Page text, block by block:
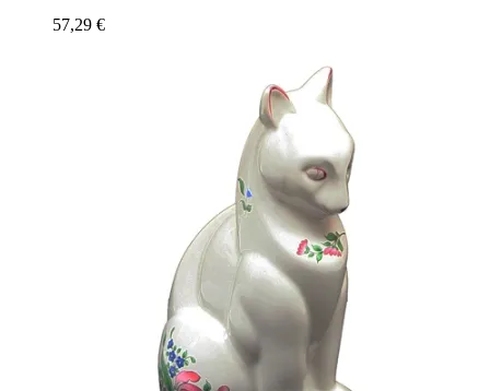
57,29 €